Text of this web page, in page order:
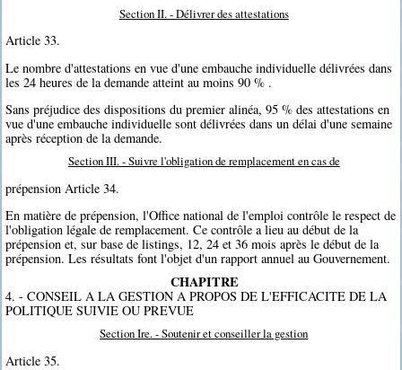
Section II. - Délivrer des attestations
Article 33.
Le nombre d'attestations en vue d'une embauche individuelle délivrées dans
les 24 heures de la demande atteint au moins 90 % .
Sans préjudice des dispositions du premier alinéa, 95 % des attestations en
vue d'une embauche individuelle sont délivrées dans un délai d'une semaine
après réception de la demande.
Section III. - Suivre l'obligation de remplacement en cas de
prépension Article 34.
En matière de prépension, l'Office national de l'emploi contrôle le respect de
l'obligation légale de remplacement. Ce contrôle a lieu au début de la
prépension et, sur base de listings, 12, 24 et 36 mois après le début de la
prépension. Les résultats font l'objet d'un rapport annuel au Gouvernement.
CHAPITRE
4. - CONSEIL A LA GESTION A PROPOS DE L'EFFICACITE DE LA
POLITIQUE SUIVIE OU PREVUE
Section Ire. - Soutenir et conseiller la gestion
Article 35.